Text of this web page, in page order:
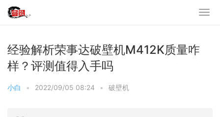
经验解析荣事达破壁机M412K质量咋
样？评测值得入手吗
小白 • 2022/09/05 08:24 • 破壁机